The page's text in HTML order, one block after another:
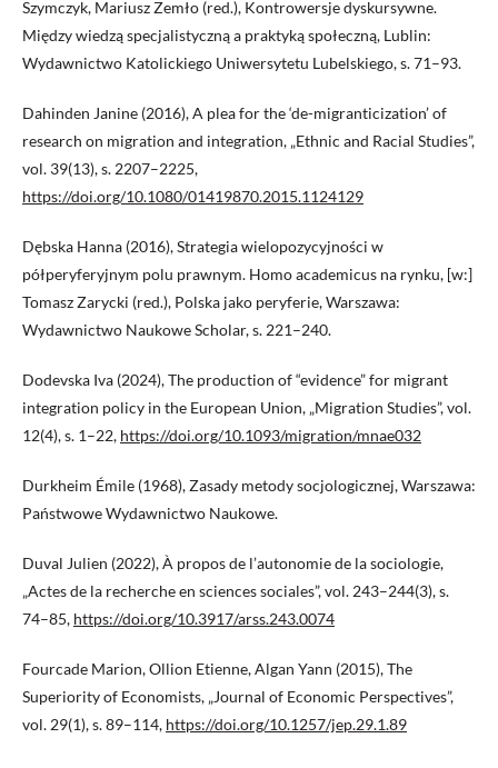
Szymczyk, Mariusz Zemło (red.), Kontrowersje dyskursywne.
Między wiedzą specjalistyczną a praktyką społeczną, Lublin:
Wydawnictwo Katolickiego Uniwersytetu Lubelskiego, s. 71–93.
Dahinden Janine (2016), A plea for the ‘de-migranticization’ of
research on migration and integration, „Ethnic and Racial Studies”,
vol. 39(13), s. 2207–2225,
https://doi.org/10.1080/01419870.2015.1124129
Dębska Hanna (2016), Strategia wielopozycyjności w
półperyferyjnym polu prawnym. Homo academicus na rynku, [w:]
Tomasz Zarycki (red.), Polska jako peryferie, Warszawa:
Wydawnictwo Naukowe Scholar, s. 221–240.
Dodevska Iva (2024), The production of “evidence” for migrant
integration policy in the European Union, „Migration Studies”, vol.
12(4), s. 1–22, https://doi.org/10.1093/migration/mnae032
Durkheim Émile (1968), Zasady metody socjologicznej, Warszawa:
Państwowe Wydawnictwo Naukowe.
Duval Julien (2022), À propos de l’autonomie de la sociologie,
„Actes de la recherche en sciences sociales”, vol. 243–244(3), s.
74–85, https://doi.org/10.3917/arss.243.0074
Fourcade Marion, Ollion Etienne, Algan Yann (2015), The
Superiority of Economists, „Journal of Economic Perspectives”,
vol. 29(1), s. 89–114, https://doi.org/10.1257/jep.29.1.89